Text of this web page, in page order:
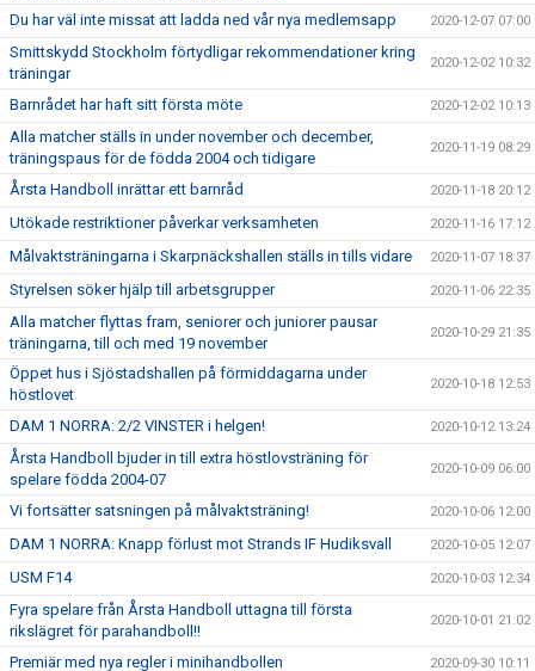
Du har väl inte missat att ladda ned vår nya medlemsapp 2020-12-07 07:00
Smittskydd Stockholm förtydligar rekommendationer kring
träningar
2020-12-02 10:32
Barnrådet har haft sitt första möte 2020-12-02 10:13
Alla matcher ställs in under november och december,
träningspaus för de födda 2004 och tidigare
2020-11-19 08:29
Årsta Handboll inrättar ett barnråd 2020-11-18 20:12
Utökade restriktioner påverkar verksamheten 2020-11-16 17:12
Målvaktsträningarna i Skarpnäckshallen ställs in tills vidare 2020-11-07 18:37
Styrelsen söker hjälp till arbetsgrupper 2020-11-06 22:35
Alla matcher flyttas fram, seniorer och juniorer pausar
träningarna, till och med 19 november
2020-10-29 21:35
Öppet hus i Sjöstadshallen på förmiddagarna under
höstlovet
2020-10-18 12:53
DAM 1 NORRA: 2/2 VINSTER i helgen! 2020-10-12 13:24
Årsta Handboll bjuder in till extra höstlovsträning för
spelare födda 2004-07
2020-10-09 06:00
Vi fortsätter satsningen på målvaktsträning! 2020-10-06 12:00
DAM 1 NORRA: Knapp förlust mot Strands IF Hudiksvall 2020-10-05 12:07
USM F14 2020-10-03 12:34
Fyra spelare från Årsta Handboll uttagna till första
rikslägret för parahandboll!!
2020-10-01 21:02
Premiär med nya regler i minihandbollen 2020-09-30 10:11